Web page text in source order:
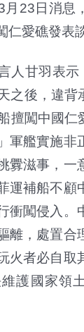
23日消息
仁愛礁發表
人甘羽表示
之後，違背
擅闖中國仁
軍艦實施非
釁滋事，一
運補船不顧
衝闖侵入。
離，處置合
火者必自取
護國家領